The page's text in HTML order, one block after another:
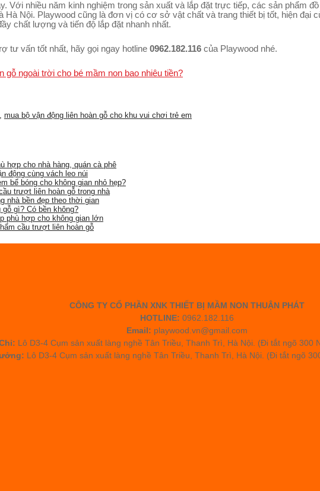
Với nhiều năm kinh nghiệm trong sản xuất và lắp đặt trực tiếp, các sản phẩm
Hà Nội. Playwood cũng là đơn vị có cơ sở vật chất và trang thiết bị tốt, hiện đại
chất lượng và tiến độ lắp đặt nhanh nhất.
tư vấn tốt nhất, hãy gọi ngay hotline 0962.182.116 của Playwood nhé.
gỗ ngoài trời cho bé mầm non bao nhiêu tiền?
, mua bộ vận động liên hoàn gỗ cho khu vui chơi trẻ em
hợp cho nhà hàng, quán cà phê
động cùng vách leo núi
bể bóng cho không gian nhỏ hẹp?
trượt liên hoàn gỗ trong nhà
nhà bền đẹp theo thời gian
gì? Có bền không?
phù hợp cho không gian lớn
cầu trượt liên hoàn gỗ
CÔNG TY CỔ PHẦN XNK THIẾT BỊ MẦM NON THUẬN PHÁT
HOTLINE: 0962.182.116
Email: playwood.vn@gmail.com
Lô D3-4 Cụm sản xuất làng nghề Tân Triều, Thanh Trì, Hà Nội. (Đi tắt ngõ 300
Lô D3-4 Cụm sản xuất làng nghề Tân Triều, Thanh Trì, Hà Nội. (Đi tắt ngõ